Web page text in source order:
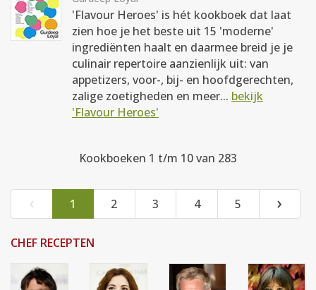
'Flavour Heroes' is hét kookboek dat laat
zien hoe je het beste uit 15 'moderne'
ingrediënten haalt en daarmee breid je je
culinair repertoire aanzienlijk uit: van
appetizers, voor-, bij- en hoofdgerechten,
zalige zoetigheden en meer... bekijk
'Flavour Heroes'
Kookboeken 1 t/m 10 van 283
‹ 1 2 3 4 5 ›
CHEF RECEPTEN